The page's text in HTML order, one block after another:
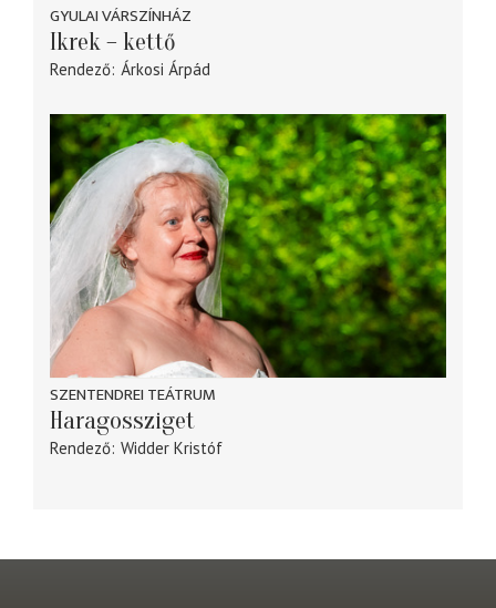
GYULAI VÁRSZÍNHÁZ
Ikrek – kettő
Rendező Árkosi Árpád
SZENTENDREI TEÁTRUM
Haragossziget
Rendező Widder Kristóf